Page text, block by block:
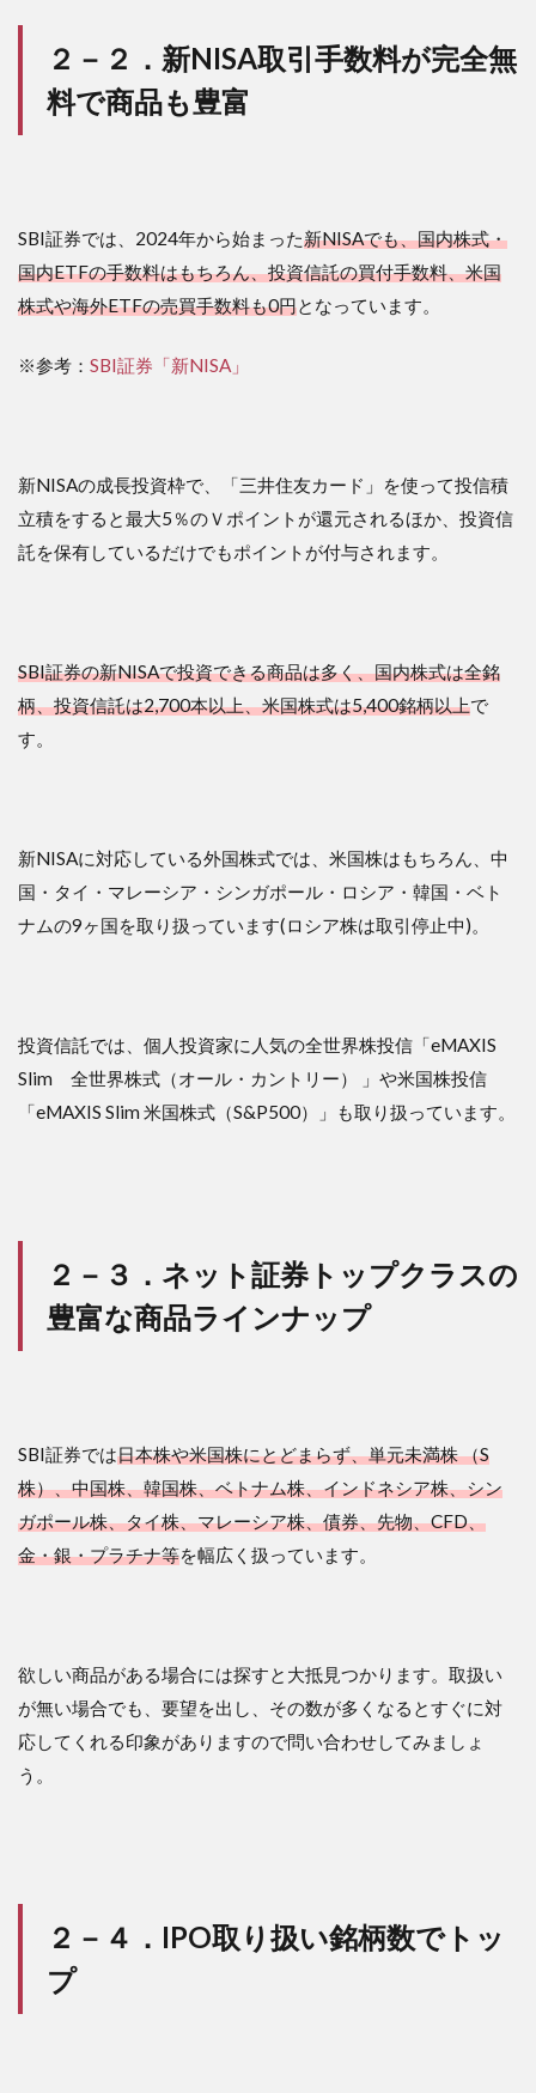
２－２．新NISA取引手数料が完全無
料で商品も豊富
SBI証券では、2024年から始まった新NISAでも、国内株式・
国内ETFの手数料はもちろん、投資信託の買付手数料、米国
株式や海外ETFの売買手数料も0円となっています。
※参考： SBI証券「新NISA」
新NISAの成長投資枠で、「三井住友カード」を使って投信積
立積をすると最大5％のＶポイントが還元されるほか、投資信
託を保有しているだけでもポイントが付与されます。
SBI証券の新NISAで投資できる商品は多く、国内株式は全銘
柄、投資信託は2,700本以上、米国株式は5,400銘柄以上で
す。
新NISAに対応している外国株式では、米国株はもちろん、中
国・タイ・マレーシア・シンガポール・ロシア・韓国・ベト
ナムの9ヶ国を取り扱っています(ロシア株は取引停止中)。
投資信託では、個人投資家に人気の全世界株投信「eMAXIS
Slim 全世界株式（オール・カントリー） 」や米国株投信
「eMAXIS Slim 米国株式（S&P500）」も取り扱っています。
２－３．ネット証券トップクラスの
豊富な商品ラインナップ
SBI証券では日本株や米国株にとどまらず、単元未満株 （S
株）、中国株、韓国株、ベトナム株、インドネシア株、シン
ガポール株、タイ株、マレーシア株、債券、先物、CFD、
金・銀・プラチナ等を幅広く扱っています。
欲しい商品がある場合には探すと大抵見つかります。取扱い
が無い場合でも、要望を出し、その数が多くなるとすぐに対
応してくれる印象がありますので問い合わせしてみましょ
う。
２－４．IPO取り扱い銘柄数でトッ
プ